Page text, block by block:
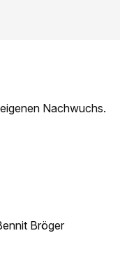
Nachwuchs.
Bröger